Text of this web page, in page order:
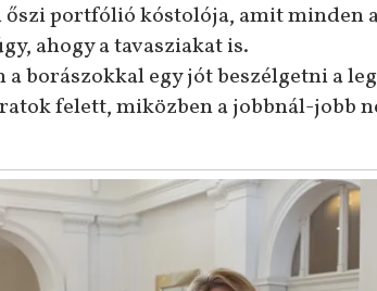
őszi portfólió kóstolója, amit minden
ahogy a tavasziakat is.
borászokkal egy jót beszélgetni a
felett, miközben a jobbnál-jobb